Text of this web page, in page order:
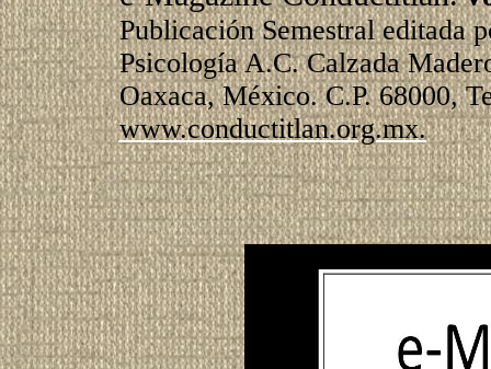
Publicación Semestral editada
Psicología A.C. Calzada
Oaxaca, México. C.P. 68000,
www.conductitlan.org.mx.